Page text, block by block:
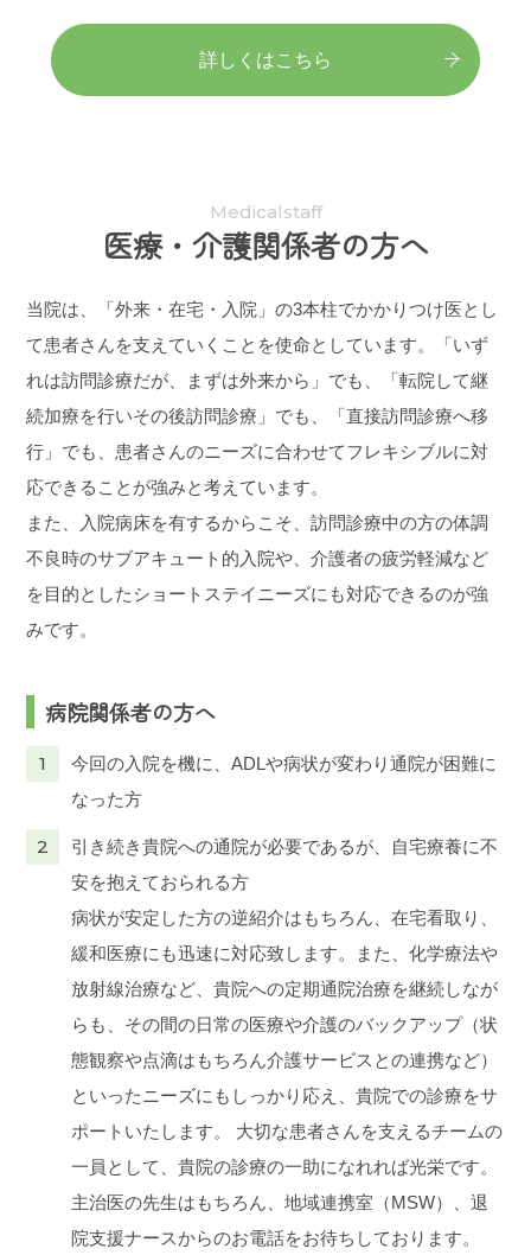
詳しくはこちら
Medicalstaff
医療・介護関係者の方へ
当院は、「外来・在宅・入院」の3本柱でかかりつけ医とし
て患者さんを支えていくことを使命としています。「いず
れは訪問診療だが、まずは外来から」でも、「転院して継
続加療を行いその後訪問診療」でも、「直接訪問診療へ移
行」でも、患者さんのニーズに合わせてフレキシブルに対
応できることが強みと考えています。
また、入院病床を有するからこそ、訪問診療中の方の体調
不良時のサブアキュート的入院や、介護者の疲労軽減など
を目的としたショートステイニーズにも対応できるのが強
みです。
病院関係者の方へ
1
今回の入院を機に、ADLや病状が変わり通院が困難に
なった方
2
引き続き貴院への通院が必要であるが、自宅療養に不
安を抱えておられる方
病状が安定した方の逆紹介はもちろん、在宅看取り、
緩和医療にも迅速に対応致します。また、化学療法や
放射線治療など、貴院への定期通院治療を継続しなが
らも、その間の日常の医療や介護のバックアップ（状
態観察や点滴はもちろん介護サービスとの連携など）
といったニーズにもしっかり応え、貴院での診療をサ
ポートいたします。
大切な患者さんを支えるチームの
一員として、貴院の診療の一助になれれば光栄です。
主治医の先生はもちろん、地域連携室（MSW）、退
院支援ナースからのお電話をお待ちしております。